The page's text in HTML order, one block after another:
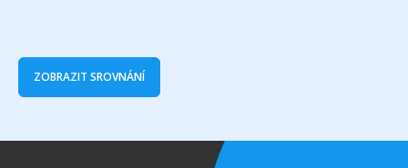
ZOBRAZIT SROVNÁNÍ